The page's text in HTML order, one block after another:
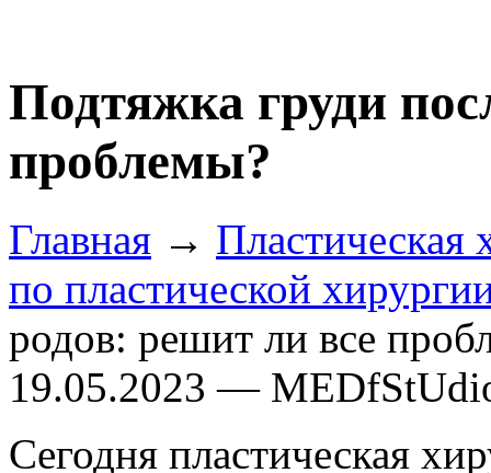
Подтяжка груди
проблемы?
Главная → Пластическая
по пластической
родов: решит ли все
19.05.2023 —
Сегодня пластическая